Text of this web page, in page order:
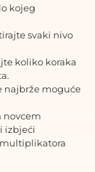
kojeg
svaki nivo
koliko koraka
najbrže moguće
novcem
izbjeći